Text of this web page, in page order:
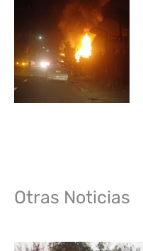
Otras Noticias